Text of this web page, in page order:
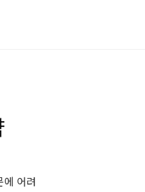
어려